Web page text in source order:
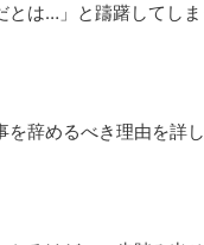
とは…」と躊躇してし
辞めるべき理由を詳